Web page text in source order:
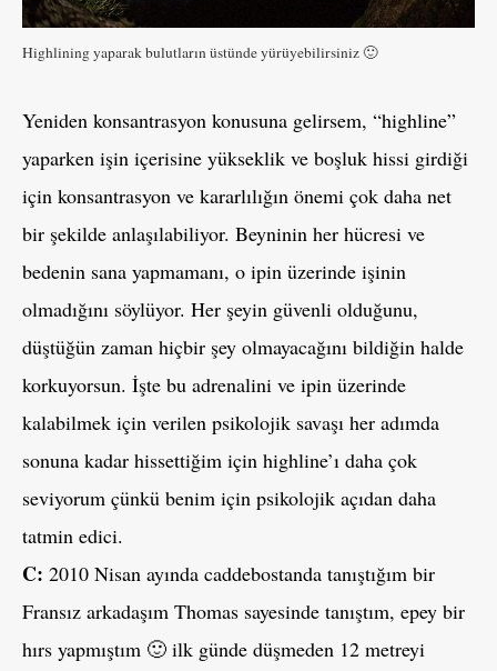
Highlining yaparak bulutların üstünde yürüyebilirsiniz 🙂
Yeniden konsantrasyon konusuna gelirsem, “highline”
yaparken işin içerisine yükseklik ve boşluk hissi girdiği
için konsantrasyon ve kararlılığın önemi çok daha net
bir şekilde anlaşılabiliyor. Beyninin her hücresi ve
bedenin sana yapmamanı, o ipin üzerinde işinin
olmadığını söylüyor. Her şeyin güvenli olduğunu,
düştüğün zaman hiçbir şey olmayacağını bildiğin halde
korkuyorsun. İşte bu adrenalini ve ipin üzerinde
kalabilmek için verilen psikolojik savaşı her adımda
sonuna kadar hissettiğim için highline’ı daha çok
seviyorum çünkü benim için psikolojik açıdan daha
tatmin edici.
C: 2010 Nisan ayında caddebostanda tanıştığım bir
Fransız arkadaşım Thomas sayesinde tanıştım, epey bir
hırs yapmıştım 🙂 ilk günde düşmeden 12 metreyi